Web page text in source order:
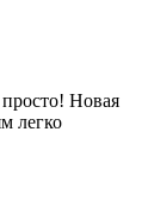
Новая
легко